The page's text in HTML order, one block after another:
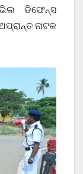
ଡିଫେନ୍ସ
ନାଟକ